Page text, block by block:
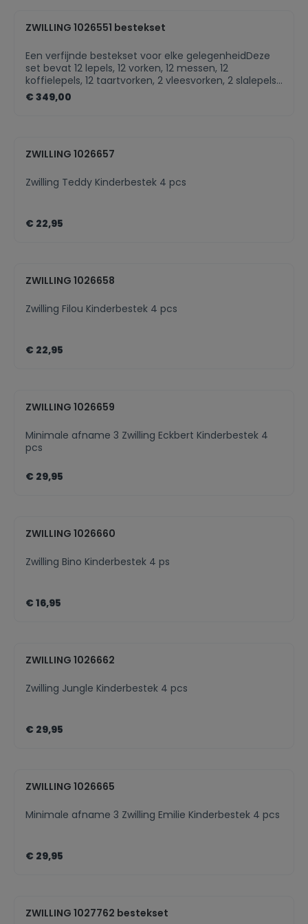
staalVaatwasmachinebestendig
ZWILLING 1026551 bestekset
Een verfijnde bestekset voor elke gelegenheidDeze
set bevat 12 lepels, 12 vorken, 12 messen, 12
koffielepels, 12 taartvorken, 2 vleesvorken, 2 slalepels,
1 bouillonlepel, grote serveerlepel, taartschep en
suikerlepelHoogwaardig 18/10 roestvrij
€ 349,00
ZWILLING 1026657
Zwilling Teddy Kinderbestek 4 pcs
€ 22,95
ZWILLING 1026658
Zwilling Filou Kinderbestek 4 pcs
€ 22,95
ZWILLING 1026659
Minimale afname 3 Zwilling Eckbert Kinderbestek 4
pcs
€ 29,95
ZWILLING 1026660
Zwilling Bino Kinderbestek 4 ps
€ 16,95
ZWILLING 1026662
Zwilling Jungle Kinderbestek 4 pcs
€ 29,95
ZWILLING 1026665
Minimale afname 3 Zwilling Emilie Kinderbestek 4 pcs
€ 29,95
ZWILLING 1027762 bestekset